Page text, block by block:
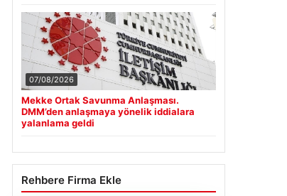
07/08/2026
Mekke Ortak Savunma Anlaşması.
DMM’den anlaşmaya yönelik iddialara
yalanlama geldi
Rehbere Firma Ekle